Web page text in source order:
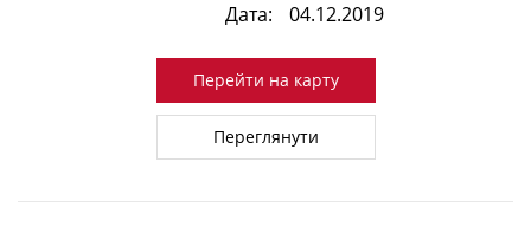
Дата:
04.12.2019
Перейти на карту
Переглянути